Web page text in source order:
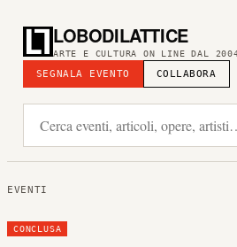
LOBODILATTICE
ARTE E CULTURA ON LINE DAL
SEGNALA EVENTO COLLABORA
EVENTI
CONCLUSA